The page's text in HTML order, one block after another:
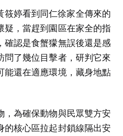
筱婷看到同仁徐家全傳來的
疑，當趕到園區在家全的指
確認是食蟹獴無誤後還是感
問了幾位目擊者，研判它來
能還在適應環境，藏身地點
，為確保動物與民眾雙方安
的核心區拉起封鎖線隔出安